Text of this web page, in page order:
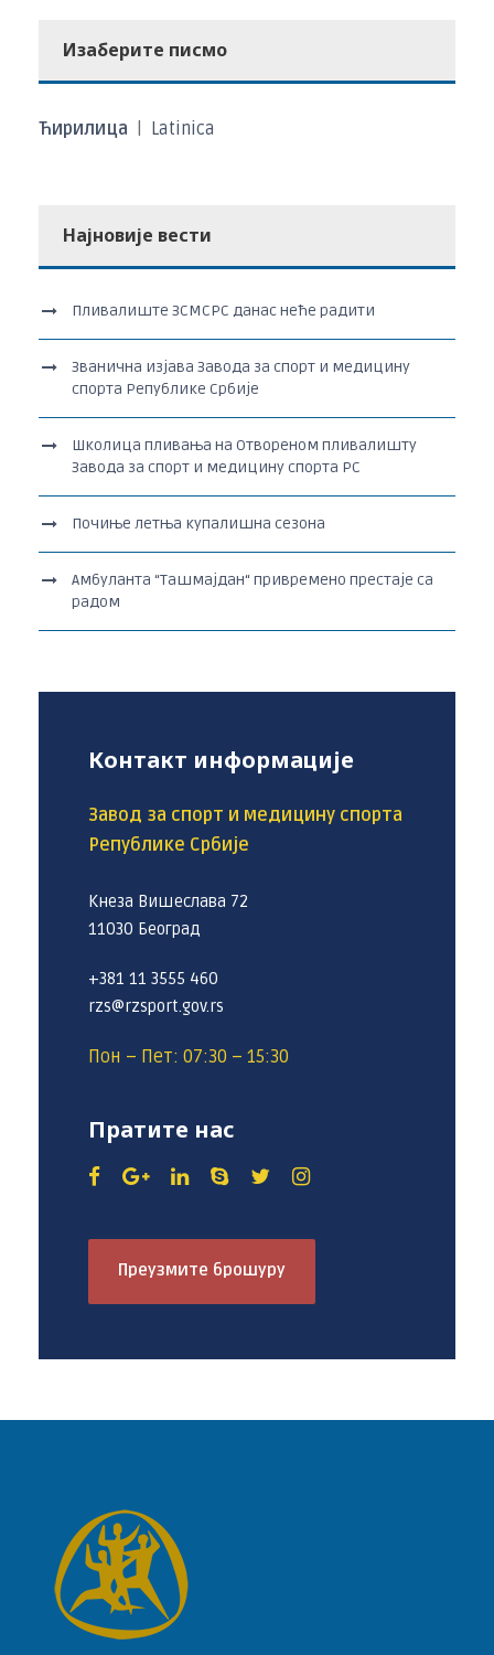
Изаберите писмо
Ћирилица Latinica
Најновије вести
Пливалиште ЗСМСРС данас неће радити
Званична изјава Завода за спорт и медицину
спорта Републике Србије
Школица пливања на Отвореном пливалишту
Завода за спорт и медицину спорта РС
Почиње летња купалишна сезона
Амбуланта “Ташмајдан“ привремено престаје са
радом
Контакт информације
Завод за спорт и медицину спорта
Републике Србије
Кнеза Вишеслава 72
11030 Београд
+381 11 3555 460
rzs@rzsport.gov.rs
Пон – Пет: 07:30 – 15:30
Пратите нас
Преузмите брошуру